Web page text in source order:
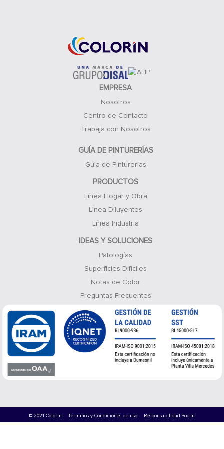
EMPRESA
Nosotros
Centro de Contacto
Trabaja con Nosotros
GUÍA DE PINTURERÍAS
Guía de Pinturerías
PRODUCTOS
Línea Hogar y Obra
Línea Diluyentes
Línea Industria
IDEAS Y SOLUCIONES
Patologías
Superficies Difíciles
Notas de Color
Preguntas Frecuentes
© 2021 Colorin Términos y Condiciones de uso Responsabilidad Social